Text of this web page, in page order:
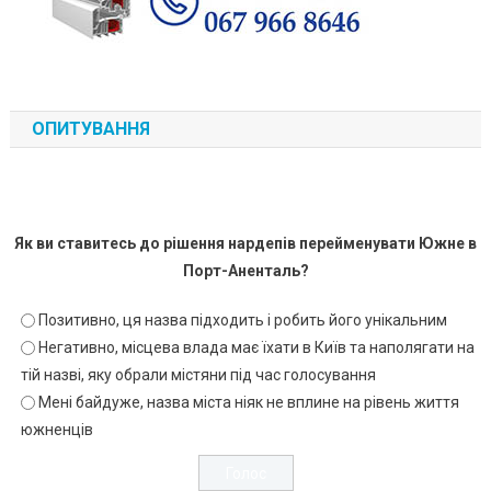
ОПИТУВАННЯ
Як ви ставитесь до рішення нардепів перейменувати Южне в
Порт-Аненталь?
Позитивно, ця назва підходить і робить його унікальним
Негативно, місцева влада має їхати в Київ та наполягати на
тій назві, яку обрали містяни під час голосування
Мені байдуже, назва міста ніяк не вплине на рівень життя
южненців